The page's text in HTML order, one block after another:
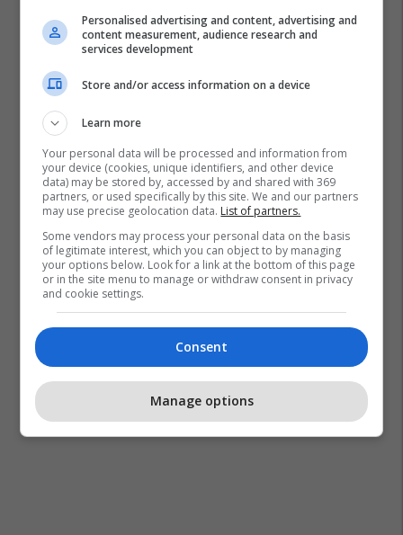
Personalised advertising and content, advertising and
content measurement, audience research and
services development
Store and/or access information on a device
Learn more
Your personal data will be processed and information from
your device (cookies, unique identifiers, and other device
data) may be stored by, accessed by and shared with 369
partners, or used specifically by this site. We and our partners
may use precise geolocation data. List of partners.
Some vendors may process your personal data on the basis
of legitimate interest, which you can object to by managing
your options below. Look for a link at the bottom of this page
or in the site menu to manage or withdraw consent in privacy
and cookie settings.
Consent
Manage options